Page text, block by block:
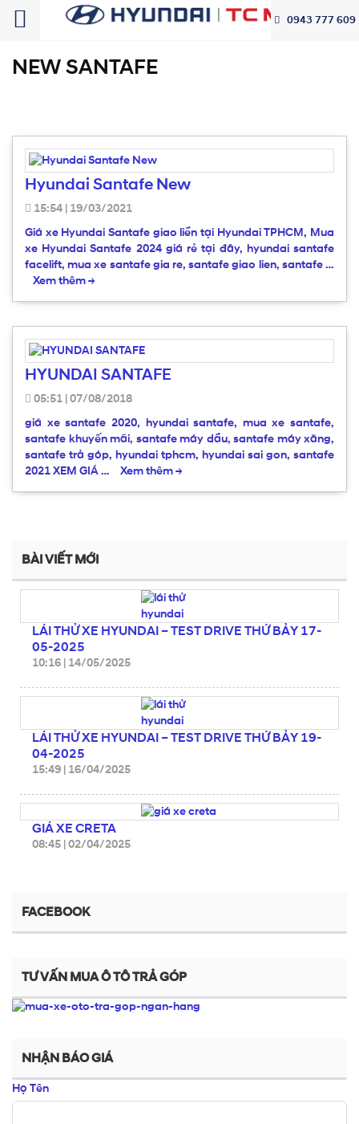
0943 777 609
NEW SANTAFE
Hyundai Santafe New
15:54 | 19/03/2021
Giá xe Hyundai Santafe giao liền tại Hyundai TPHCM, Mua
xe Hyundai Santafe 2024 giá rẻ tại đây, hyundai santafe
facelift, mua xe santafe gia re, santafe giao lien, santafe …
Xem thêm→
HYUNDAI SANTAFE
05:51 |07/08/2018
giá xe santafe 2020, hyundai santafe, mua xe santafe,
santafe khuyến mãi, santafe máy dầu, santafe máy xăng,
santafe trả góp, hyundai tphcm, hyundai sai gon, santafe
2021 XEM GIÁ …
Xem thêm→
BÀI VIẾT MỚI
LÁI THỬ XE HYUNDAI – TEST DRIVE THỨ BẢY 17-
05-2025
10:16 | 14/05/2025
LÁI THỬ XE HYUNDAI – TEST DRIVE THỨ BẢY 19-
04-2025
15:49 | 16/04/2025
GIÁ XE CRETA
08:45 |02/04/2025
FACEBOOK
TƯ VẤN MUA Ô TÔ TRẢ GÓP
NHẬN BÁO GIÁ
Họ Tên